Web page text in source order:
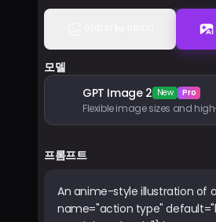
로그인
모델
GPT Image 2 New Pro
프롬프트